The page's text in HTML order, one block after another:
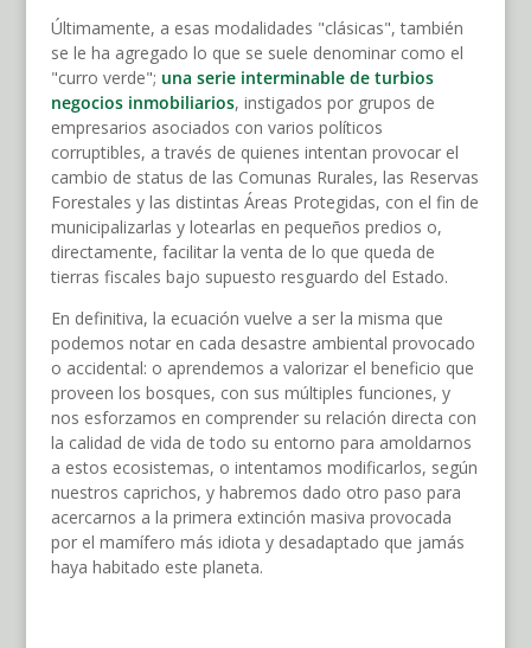
Últimamente, a esas modalidades "clásicas", también
se le ha agregado lo que se suele denominar como el
"curro verde"; una serie interminable de turbios
negocios inmobiliarios, instigados por grupos de
empresarios asociados con varios políticos
corruptibles, a través de quienes intentan provocar el
cambio de status de las Comunas Rurales, las Reservas
Forestales y las distintas Áreas Protegidas, con el fin de
municipalizarlas y lotearlas en pequeños predios o,
directamente, facilitar la venta de lo que queda de
tierras fiscales bajo supuesto resguardo del Estado.
En definitiva, la ecuación vuelve a ser la misma que
podemos notar en cada desastre ambiental provocado
o accidental: o aprendemos a valorizar el beneficio que
proveen los bosques, con sus múltiples funciones, y
nos esforzamos en comprender su relación directa con
la calidad de vida de todo su entorno para amoldarnos
a estos ecosistemas, o intentamos modificarlos, según
nuestros caprichos, y habremos dado otro paso para
acercarnos a la primera extinción masiva provocada
por el mamífero más idiota y desadaptado que jamás
haya habitado este planeta.